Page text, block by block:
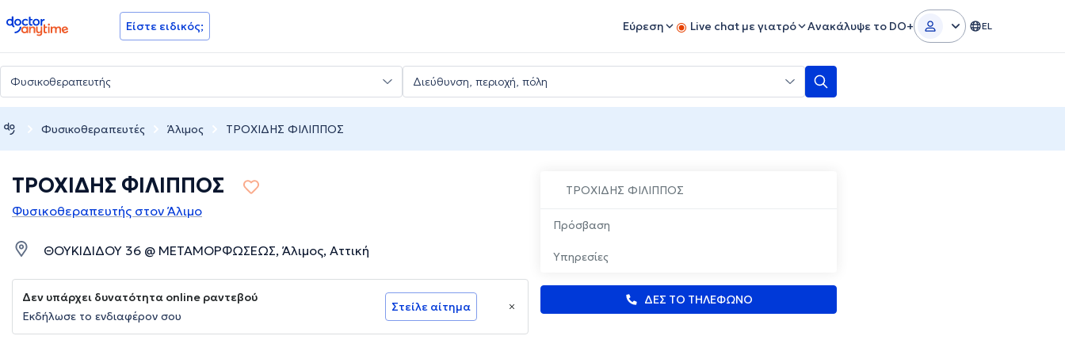
doctoranytime Είστε ειδικός; Εύρεση Live chat με γιατρό Ανακάλυψε το DO+ EL
Φυσικοθεραπευτές Άλιμος ΤΡΟΧΙΔΗΣ ΦΙΛΙΠΠΟΣ
ΤΡΟΧΙΔΗΣ ΦΙΛΙΠΠΟΣ
Πρόσβαση
Υπηρεσίες
ΔΕΣ ΤΟ ΤΗΛΕΦΩΝΟ
ΤΡΟΧΙΔΗΣ ΦΙΛΙΠΠΟΣ
Φυσικοθεραπευτής στον Άλιμο
ΘΟΥΚΙΔΙΔΟΥ 36 @ ΜΕΤΑΜΟΡΦΩΣΕΩΣ, Άλιμος, Αττική
Δεν υπάρχει δυνατότητα online ραντεβού
Εκδήλωσε το ενδιαφέρον σου
Στείλε αίτημα